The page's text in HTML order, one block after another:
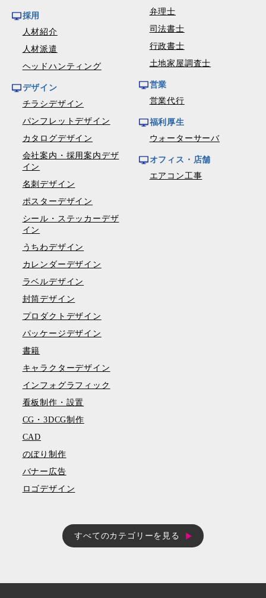
採用
人材紹介
人材派遣
ヘッドハンティング
デザイン
チラシデザイン
パンフレットデザイン
カタログデザイン
会社案内・採用案内デザ
イン
名刺デザイン
ポスターデザイン
シール・ステッカーデザ
イン
うちわデザイン
カレンダーデザイン
ラベルデザイン
封筒デザイン
プロダクトデザイン
パッケージデザイン
書籍
キャラクターデザイン
インフォグラフィック
看板制作・設置
CG・3DCG制作
CAD
のぼり制作
バナー広告
ロゴデザイン
弁理士
司法書士
行政書士
土地家屋調査士
営業
営業代行
福利厚生
ウォーターサーバ
オフィス・店舗
エアコン工事
すべてのカテゴリーを見る